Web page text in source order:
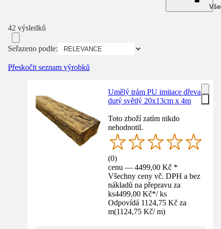
42 výsledků
Seřazeno podle:
Přeskočit seznam výrobků
Umělý trám PU imitace dřeva
dutý světlý 20x13cm x 4m
Toto zboží zatím nikdo
nehodnotil.
(0)
cenu — 4499,00 Kč *
Všechny ceny vč. DPH a bez
nákladů na přepravu za
ks4499,00 Kč*/ ks
Odpovídá 1124,75 Kč za
m(1124,75 Kč/ m)